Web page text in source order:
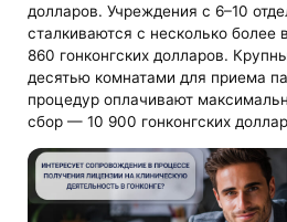
долларов. Учреждения с 6–10
сталкиваются с несколько
860 гонконгских долларов.
десятью комнатами для приема
процедур оплачивают
сбор — 10 900 гонконгских